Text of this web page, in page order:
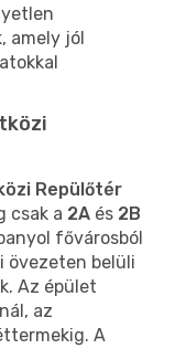
amely jól
Repülőtér
csak a 2A és 2B
fővárosból
övezeten belüli
Az épület
az
A